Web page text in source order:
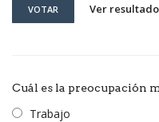
VOTAR Ver
Cuál es la preocupación
Trabajo